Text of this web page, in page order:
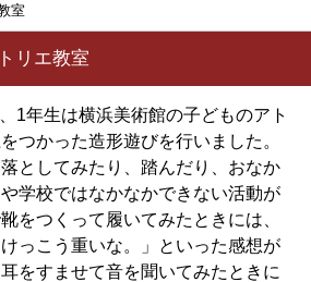
室
リエ教室
1年生は横浜美術館の子どものアト
つかった造形遊びを行いました。
としてみたり、踏んだり、おなか
学校ではなかなかできない活動が
をつくって履いてみたときには、
けっこう重いな。」といった感想が
をすませて音を聞いてみたときに